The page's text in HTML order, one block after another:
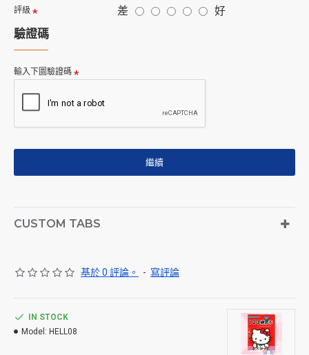
評級 差 好
驗證碼
輸入下圖驗證碼
繼續
CUSTOM TABS
基於 0 評論。 - 寫評論
IN STOCK
Model: HELL08